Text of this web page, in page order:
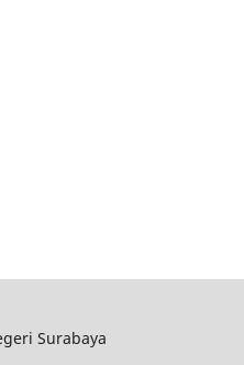
Surabaya